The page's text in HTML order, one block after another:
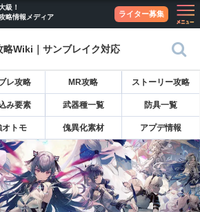
級！
略情報メディア
ライター募集
略Wiki｜サンブレイク対応
レ攻略 MR攻略 ストーリー攻略
み要素 武器種一覧 防具一覧
オトモ 傀異化素材 アプデ情報